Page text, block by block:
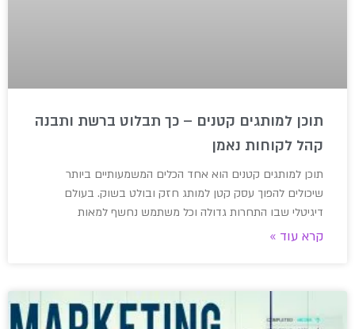
תוכן למותגים קטנים – כך תבלוט ברשת ותבנה
קהל לקוחות נאמן
תוכן למותגים קטנים הוא אחד הכלים המשמעותיים ביותר
שיכולים להפוך עסק קטן למותג חזק ובולט בשוק. בעולם
דיגיטלי שבו התחרות גדולה וכל משתמש נחשף למאות
קרא עוד »